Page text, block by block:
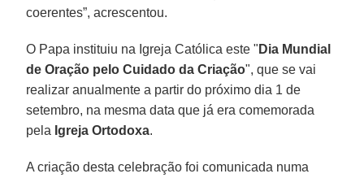
coerentes”, acrescentou.
O Papa instituiu na Igreja Católica este " Dia Mundial
de Oração pelo Cuidado da Criação", que se vai
realizar anualmente a partir do próximo dia 1 de
setembro, na mesma data que já era comemorada
pela Igreja Ortodoxa.
A criação desta celebração foi comunicada numa